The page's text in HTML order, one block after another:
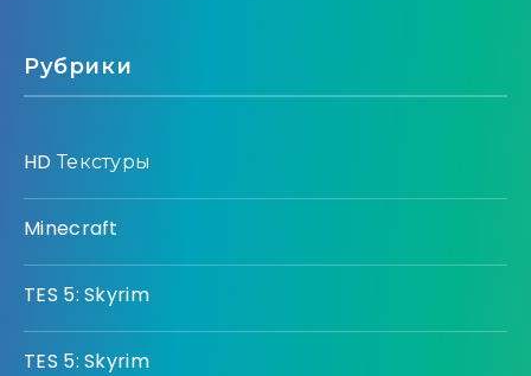
Рубрики
HD Текстуры
Minecraft
TES 5: Skyrim
TES 5: Skyrim